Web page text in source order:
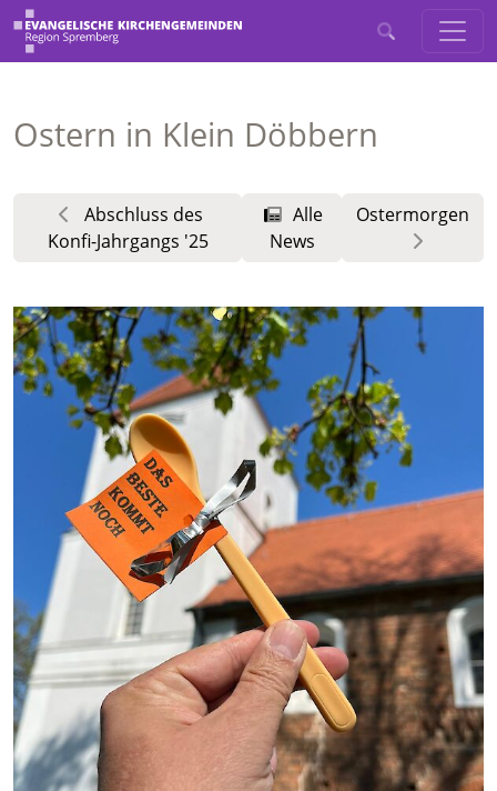
Ostern in Klein Döbbern
Abschluss des
Konfi-Jahrgangs '25
Alle
News
Ostermorgen